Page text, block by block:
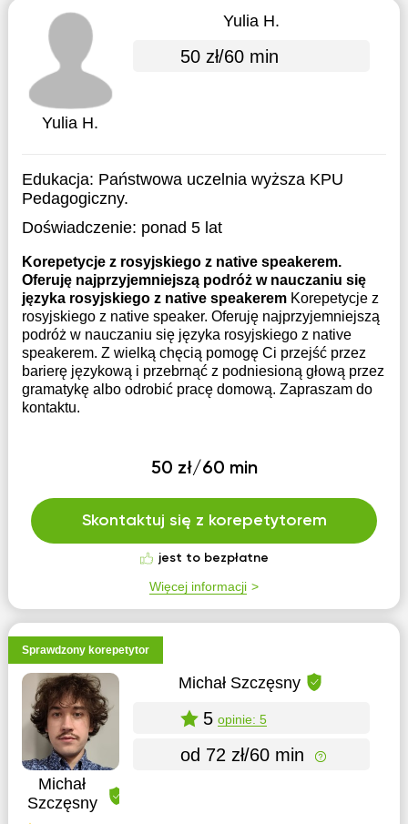
Yulia H.
Yulia H.
50 zł/60 min
Edukacja: Państwowa uczelnia wyższa KPU
Pedagogiczny.
Doświadczenie: ponad 5 lat
Korepetycje z rosyjskiego z native speakerem.
Oferuję najprzyjemniejszą podróż w nauczaniu się
języka rosyjskiego z native speakerem Korepetycje z
rosyjskiego z native speaker. Oferuję najprzyjemniejszą
podróż w nauczaniu się języka rosyjskiego z native
speakerem. Z wielką chęcią pomogę Ci przejść przez
barierę językową i przebrnąć z podniesioną głową przez
gramatykę albo odrobić pracę domową. Zapraszam do
kontaktu. ‪
50 zł/60 min
Skontaktuj się z korepetytorem
jest to bezpłatne
Więcej informacji
Sprawdzony korepetytor
Michał
Szczęsny
Michał Szczęsny
5 opinie: 5
od 72 zł/60 min